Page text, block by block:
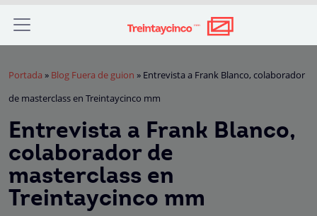
Portada » Blog Fuera de guion » Entrevista a Frank Blanco, colaborador
de masterclass en Treintaycinco mm
Entrevista a Frank Blanco,
colaborador de
masterclass en
Treintaycinco mm